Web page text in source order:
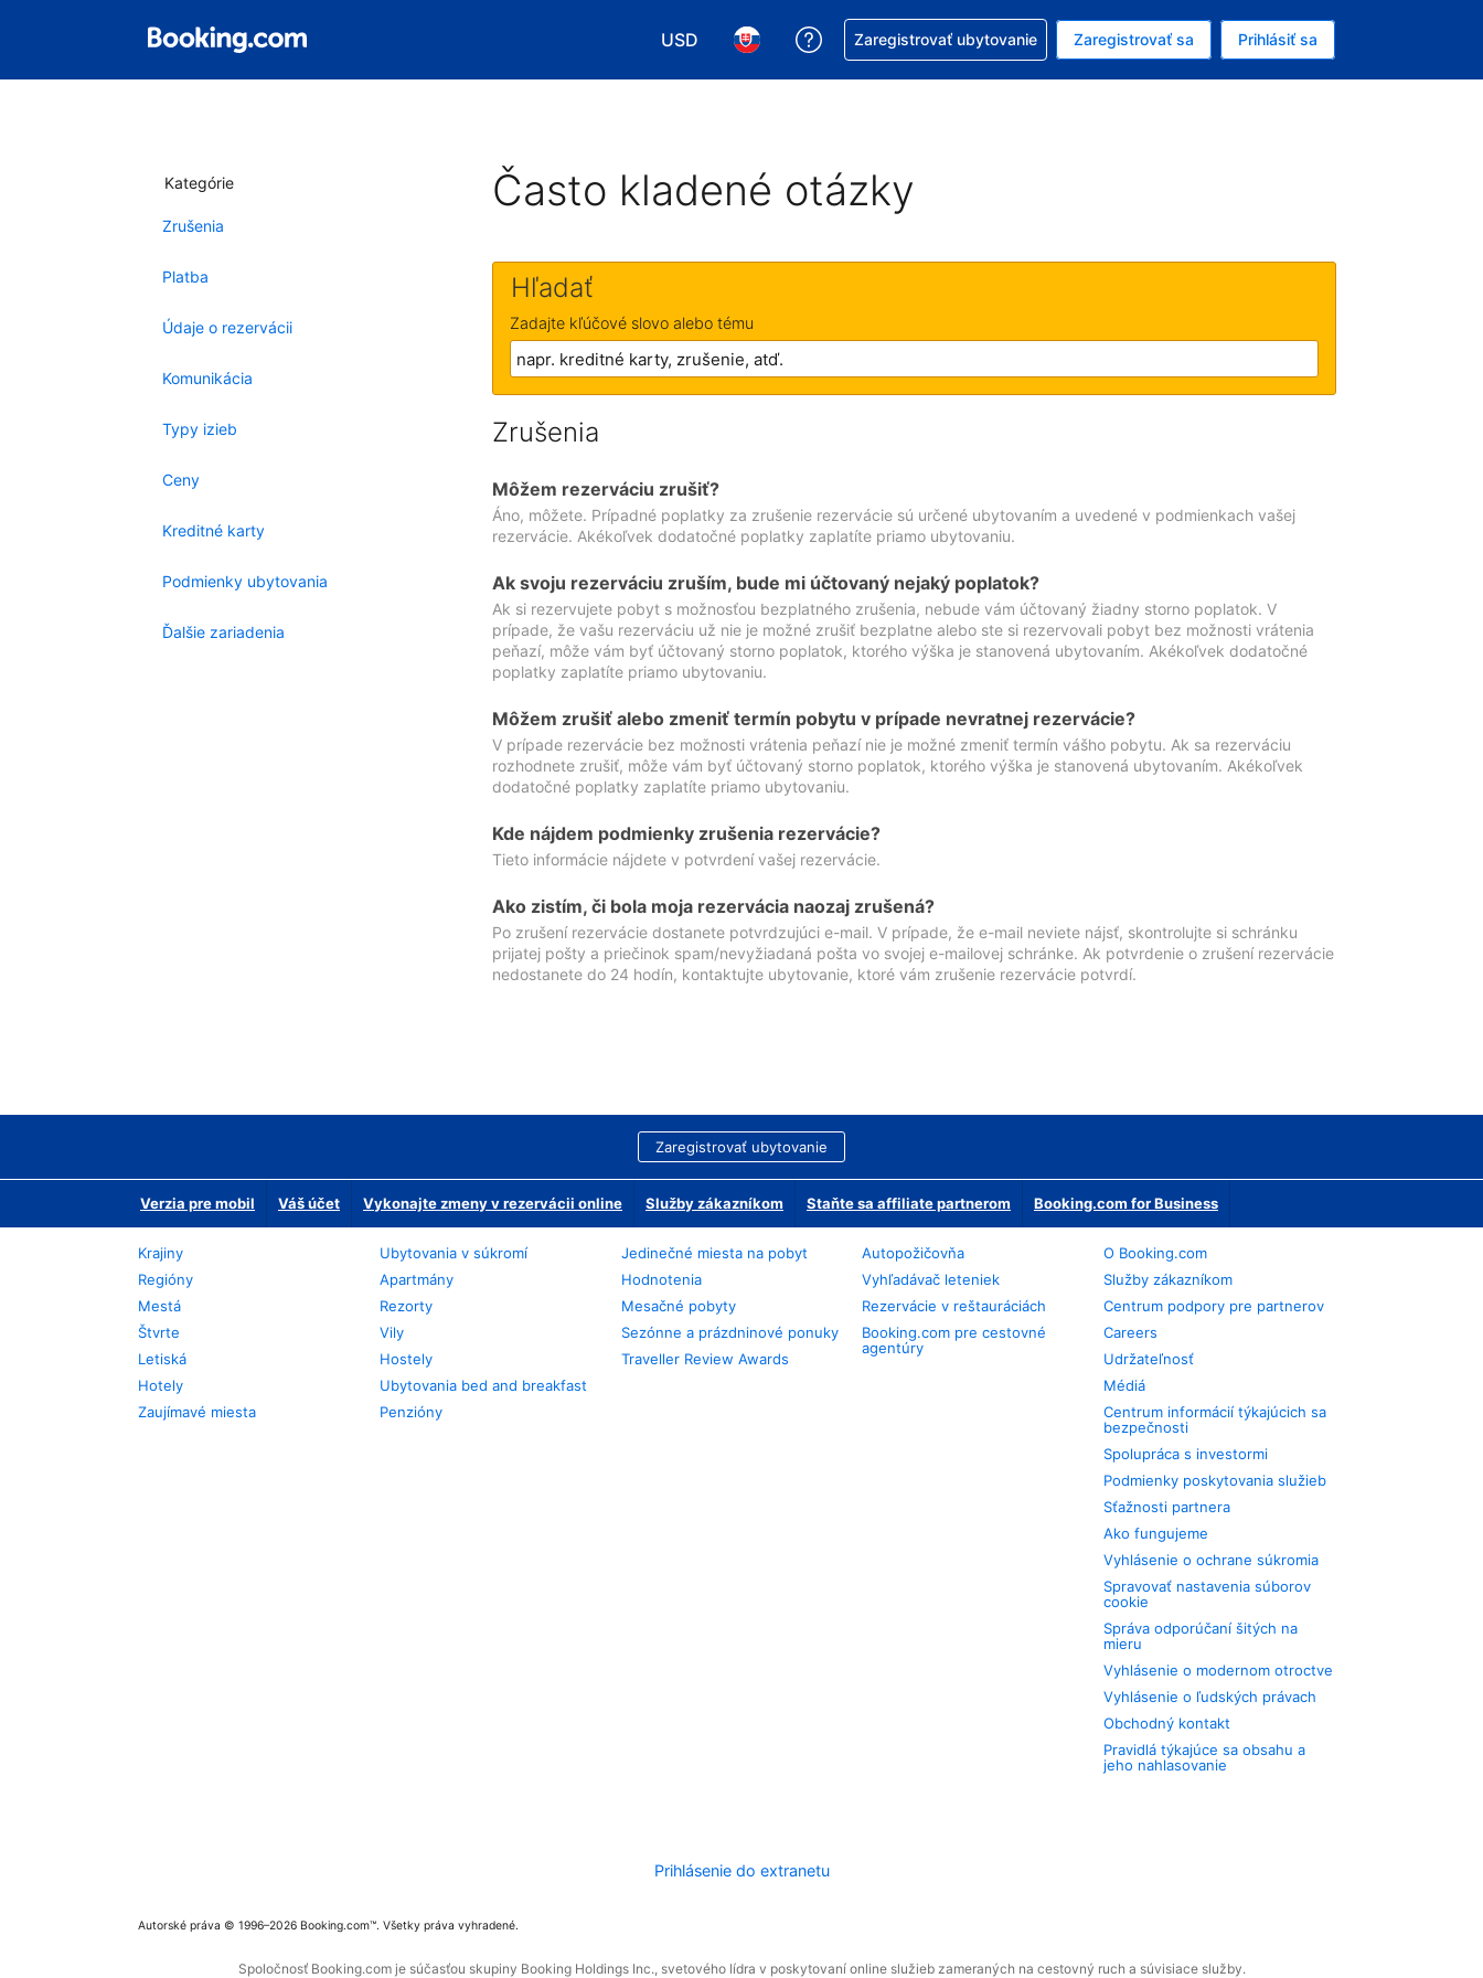
USD
Vybrať menu. Momentálne máte zvolenú menu Americký dolár
Vybrať jazyk. Momentálne máte zvolený jazyk V slovenčine
Získajte pomoc s rezerváciou
Zaregistrovať ubytovanie Zaregistrovať sa Prihlásiť sa
Kategórie
Zrušenia
Platba
Údaje o rezervácii
Komunikácia
Typy izieb
Ceny
Kreditné karty
Podmienky ubytovania
Ďalšie zariadenia
Často kladené otázky
Hľadať
Zadajte kľúčové slovo alebo tému
Zrušenia
Môžem rezerváciu zrušiť?
Áno, môžete. Prípadné poplatky za zrušenie rezervácie sú určené ubytovaním a uvedené v podmienkach vašej
rezervácie. Akékoľvek dodatočné poplatky zaplatíte priamo ubytovaniu.
Ak svoju rezerváciu zruším, bude mi účtovaný nejaký poplatok?
Ak si rezervujete pobyt s možnosťou bezplatného zrušenia, nebude vám účtovaný žiadny storno poplatok. V
prípade, že vašu rezerváciu už nie je možné zrušiť bezplatne alebo ste si rezervovali pobyt bez možnosti vrátenia
peňazí, môže vám byť účtovaný storno poplatok, ktorého výška je stanovená ubytovaním. Akékoľvek dodatočné
poplatky zaplatíte priamo ubytovaniu.
Môžem zrušiť alebo zmeniť termín pobytu v prípade nevratnej rezervácie?
V prípade rezervácie bez možnosti vrátenia peňazí nie je možné zmeniť termín vášho pobytu. Ak sa rezerváciu
rozhodnete zrušiť, môže vám byť účtovaný storno poplatok, ktorého výška je stanovená ubytovaním. Akékoľvek
dodatočné poplatky zaplatíte priamo ubytovaniu.
Kde nájdem podmienky zrušenia rezervácie?
Tieto informácie nájdete v potvrdení vašej rezervácie.
Ako zistím, či bola moja rezervácia naozaj zrušená?
Po zrušení rezervácie dostanete potvrdzujúci e-mail. V prípade, že e-mail neviete nájsť, skontrolujte si schránku
prijatej pošty a priečinok spam/nevyžiadaná pošta vo svojej e-mailovej schránke. Ak potvrdenie o zrušení rezervácie
nedostanete do 24 hodín, kontaktujte ubytovanie, ktoré vám zrušenie rezervácie potvrdí.
Zaregistrovať ubytovanie
Verzia pre mobil Váš účet Vykonajte zmeny v rezervácii online Služby zákazníkom Staňte sa affiliate partnerom Booking.com for Business
Krajiny
Regióny
Mestá
Štvrte
Letiská
Hotely
Zaujímavé miesta
Ubytovania v súkromí
Apartmány
Rezorty
Vily
Hostely
Ubytovania bed and breakfast
Penzióny
Jedinečné miesta na pobyt
Hodnotenia
Mesačné pobyty
Sezónne a prázdninové ponuky
Traveller Review Awards
Autopožičovňa
Vyhľadávač leteniek
Rezervácie v reštauráciách
Booking.com pre cestovné
agentúry
O Booking.com
Služby zákazníkom
Centrum podpory pre partnerov
Careers
Udržateľnosť
Médiá
Centrum informácií týkajúcich sa
bezpečnosti
Spolupráca s investormi
Podmienky poskytovania služieb
Sťažnosti partnera
Ako fungujeme
Vyhlásenie o ochrane súkromia
Spravovať nastavenia súborov
cookie
Správa odporúčaní šitých na
mieru
Vyhlásenie o modernom otroctve
Vyhlásenie o ľudských právach
Obchodný kontakt
Pravidlá týkajúce sa obsahu a
jeho nahlasovanie
Prihlásenie do extranetu
Autorské práva © 1996–2026 Booking.com™. Všetky práva vyhradené.
Spoločnosť Booking.com je súčasťou skupiny Booking Holdings Inc., svetového lídra v poskytovaní online služieb zameraných na cestovný ruch a súvisiace služby.